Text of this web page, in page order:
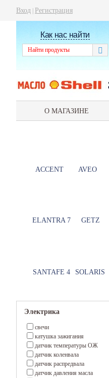
Вход Регистрация
Как нас найти
О МАГАЗИНЕ
ACCENT AVEO
ELANTRA 7 GETZ
SANTAFE 4 SOLARIS
Электрика
свечи
катушка зажигания
датчик температуры ОЖ
датчик коленвала
датчик распредвала
датчик давления масла